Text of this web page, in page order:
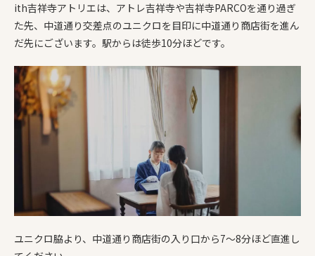
ith吉祥寺アトリエは、アトレ吉祥寺や吉祥寺PARCOを通り過ぎ
た先、中道通り交差点のユニクロを目印に中道通り商店街を進ん
だ先にございます。駅からは徒歩10分ほどです。
ユニクロ脇より、中道通り商店街の入り口から7〜8分ほど直進し